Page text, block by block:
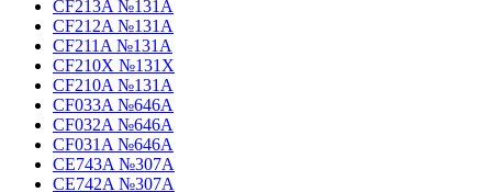
CF213A №131A
CF212A №131A
CF211A №131A
CF210X №131X
CF210A №131A
CF033A №646A
CF032A №646A
CF031A №646A
CE743A №307A
CE742A №307A